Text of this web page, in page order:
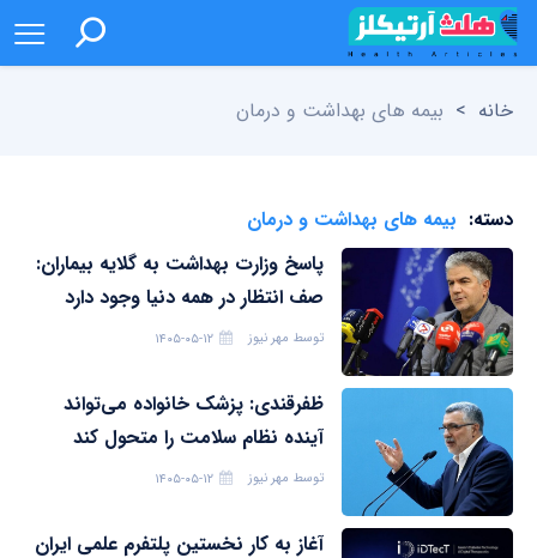
خانه > بیمه های بهداشت و درمان
دسته: بیمه های بهداشت و درمان
پاسخ وزارت بهداشت به گلایه بیماران:
صف انتظار در همه دنیا وجود دارد
توسط مهر نیوز ۱۴۰۵-۰۵-۱۲
ظفرقندی: پزشک خانواده می‌تواند
آینده نظام سلامت را متحول کند
توسط مهر نیوز ۱۴۰۵-۰۵-۱۲
آغاز به کار نخستین پلتفرم علمی ایران